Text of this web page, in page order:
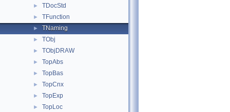
► TDocStd
► TFunction
► TNaming
► TObj
► TObjDRAW
► TopAbs
► TopBas
► TopCnx
► TopExp
► TopLoc